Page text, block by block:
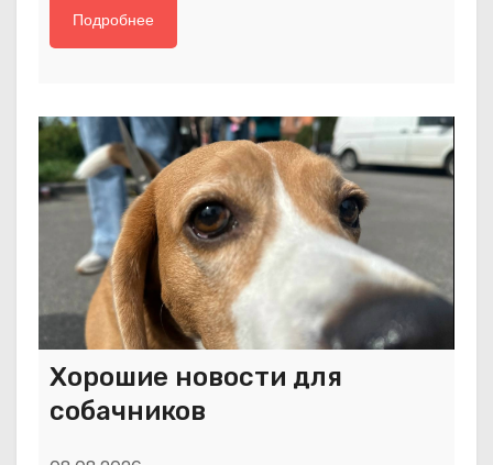
Подробнее
Хорошие новости для
собачников